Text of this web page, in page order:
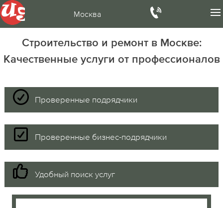
Москва
Строительство и ремонт в Москве:
Качественные услуги от профессионалов
Проверенные подрядчики
Проверенные бизнес-подрядчики
Удобный поиск услуг